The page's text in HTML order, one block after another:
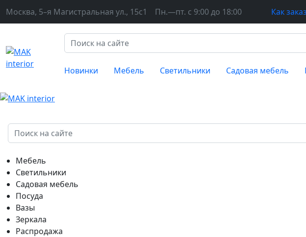
Москва, 5–я Магистральная ул., 15с1 Пн.—пт. с 9:00 до 18:00 Как
Новинки
Мебель Светильники Садовая мебель
Мебель
Светильники
Садовая мебель
Посуда
Вазы
Зеркала
Распродажа